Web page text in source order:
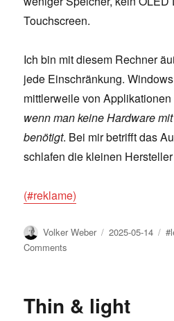
Touchscreen.
Ich bin mit diesem Rechner
jede Einschränkung.
mittlerweile von Applikationen
wenn man keine Hardware
benötigt. Bei mir betrifft das
schlafen die kleinen
(#reklame)
Author
Volker Weber
Posted
2025-05-14
Comments
2025
Thin & light